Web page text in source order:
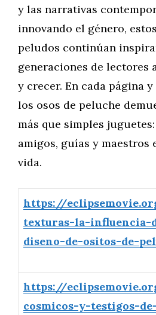
y las narrativas
innovando el género,
peludos continúan
generaciones de lectores
y crecer. En cada página y
los osos de peluche
más que simples
amigos, guías y maestros
vida.
https://
texturas-la-influencia-
diseno-de-ositos-de-
https://
cosmicos-y-testigos-